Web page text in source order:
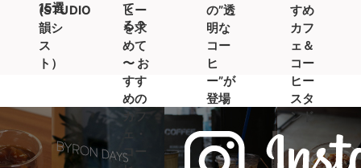
15選
て
る？
(STUDIO
韻シ
ス
ト）
ヒー
を求
めて
〜 お
すす
めの
カフ
ェ・
コー
の”透
明な
コー
ヒ
ー”が
登場
すめ
カフ
ェ＆
コー
ヒー
スタ
ンド